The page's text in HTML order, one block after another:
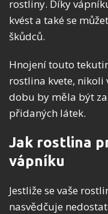
rostliny. Díky
kvést a také se
škůdců.
Hnojení touto
rostlina kvete, nikoli
dobu by měla být
přidaných látek.
Jak rostlina
vápníku
Jestliže se vaše
nasvědčuje